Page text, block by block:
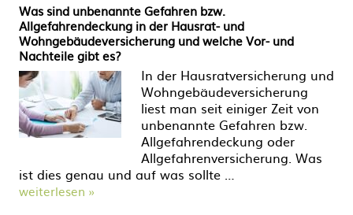
Was sind unbenannte Gefahren bzw.
Allgefahrendeckung in der Hausrat- und
Wohngebäudeversicherung und welche Vor- und
Nachteile gibt es?
In der Hausratversicherung und
Wohngebäudeversicherung
liest man seit einiger Zeit von
unbenannte Gefahren bzw.
Allgefahrendeckung oder
Allgefahrenversicherung. Was
ist dies genau und auf was sollte …
weiterlesen »